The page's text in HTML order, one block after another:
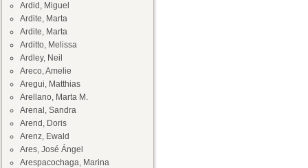
Ardid, Miguel
Ardite, Marta
Ardite, Marta
Arditto, Melissa
Ardley, Neil
Areco, Amelie
Aregui, Matthias
Arellano, Marta M.
Arenal, Sandra
Arend, Doris
Arenz, Ewald
Ares, José Ángel
Arespacochaga, Marina